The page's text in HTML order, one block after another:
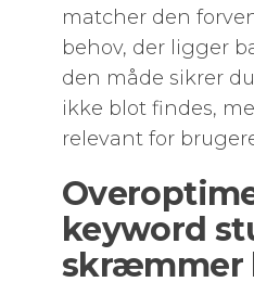
matcher den
behov, der ligger
den måde sikrer
ikke blot findes,
relevant for
keyword
skræmmer